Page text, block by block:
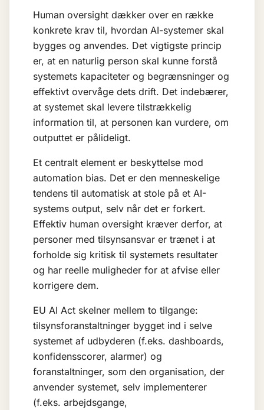
Human oversight dækker over en række
konkrete krav til, hvordan AI-systemer skal
bygges og anvendes. Det vigtigste princip
er, at en naturlig person skal kunne forstå
systemets kapaciteter og begrænsninger og
effektivt overvåge dets drift. Det indebærer,
at systemet skal levere tilstrækkelig
information til, at personen kan vurdere, om
outputtet er pålideligt.
Et centralt element er beskyttelse mod
automation bias. Det er den menneskelige
tendens til automatisk at stole på et AI-
systems output, selv når det er forkert.
Effektiv human oversight kræver derfor, at
personer med tilsynsansvar er trænet i at
forholde sig kritisk til systemets resultater
og har reelle muligheder for at afvise eller
korrigere dem.
EU AI Act skelner mellem to tilgange:
tilsynsforanstaltninger bygget ind i selve
systemet af udbyderen (f.eks. dashboards,
konfidensscorer, alarmer) og
foranstaltninger, som den organisation, der
anvender systemet, selv implementerer
(f.eks. arbejdsgange,